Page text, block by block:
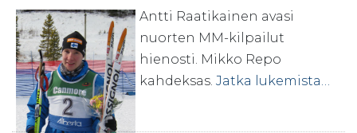
Antti Raatikainen avasi
nuorten MM-kilpailut
hienosti. Mikko Repo
kahdeksas. Jatka lukemista…